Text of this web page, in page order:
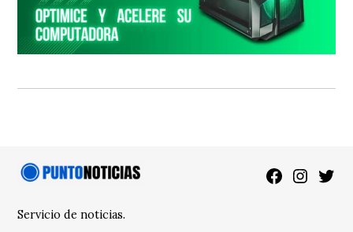
Facebook
Servicio de noticias.